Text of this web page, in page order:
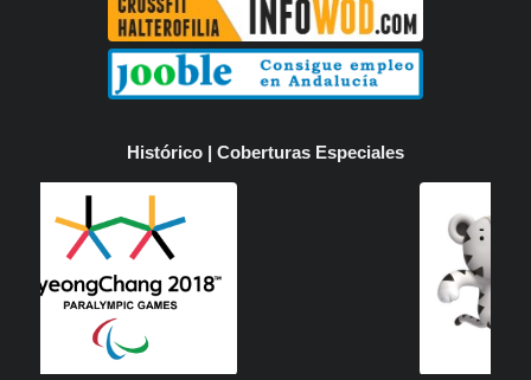
Histórico | Coberturas Especiales